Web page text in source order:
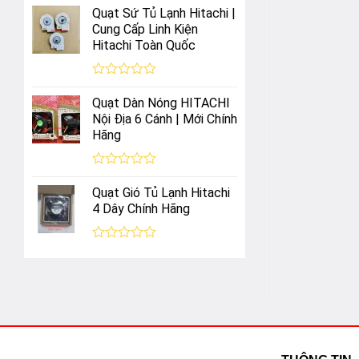
xếp
hạng
0
5
sao
Quạt Sứ Tủ Lạnh Hitachi |
Cung Cấp Linh Kiện
Hitachi Toàn Quốc
xếp
hạng
0
5
sao
Quạt Dàn Nóng HITACHI
Nội Địa 6 Cánh | Mới Chính
Hãng
xếp
hạng
0
5
sao
Quạt Gió Tủ Lạnh Hitachi
4 Dây Chính Hãng